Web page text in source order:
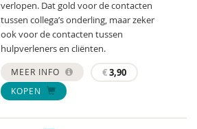
verlopen. Dat gold voor de contacten
tussen collega’s onderling, maar zeker
ook voor de contacten tussen
hulpverleners en cliënten.
MEER INFO €3,90
KOPEN